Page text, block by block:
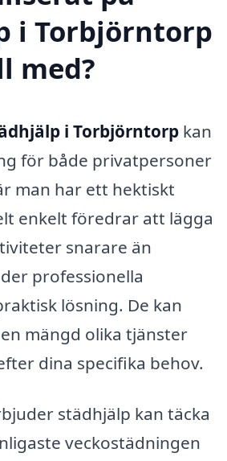
i Torbjörntorp
med?
i Torbjörntorp kan
för både privatpersoner
man har ett hektiskt
enkelt föredrar att lägga
snarare än
professionella
lösning. De kan
mängd olika tjänster
dina specifika behov.
städhjälp kan täcka
veckostädningen